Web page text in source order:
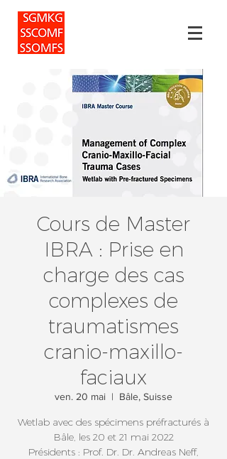
Cours de Master
IBRA : Prise en
charge des cas
complexes de
traumatismes
cranio-maxillo-
faciaux
ven. 20 mai
  |
Bâle, Suisse
Wetlab avec des spécimens préfracturés à
Bâle, les 20 et 21 mai 2022
Présidents : Prof. Dr. Dr. Andreas Neff,